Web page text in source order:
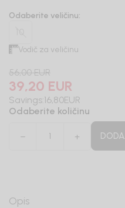
Odaberite veličinu:
Vodič za veličinu
56,00 EUR
39,20 EUR
Savings:16,80EUR
Odaberite količinu
Opis